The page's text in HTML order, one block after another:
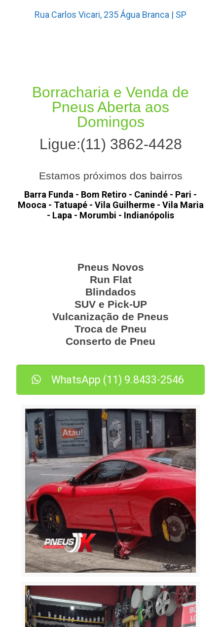
Rua Carlos Vicari, 235 Água Branca | SP
Borracharia e Venda de
Pneus Aberta aos
Domingos
Ligue:(11) 3862-4428
Estamos próximos dos bairros
Barra Funda - Bom Retiro - Canindé - Pari -
Mooca - Tatuapé - Vila Guilherme - Vila Maria
- Lapa - Morumbi - Indianópolis
Pneus Novos
Run Flat
Blindados
SUV e Pick-UP
Vulcanização de Pneus
Troca de Pneu
Conserto de Pneu
WhatsApp (11) 9.8433-2546